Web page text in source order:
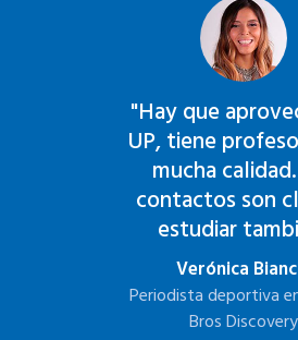
"Hay que
UP, tiene
mucha
contactos son
estudiar
Verónica
Periodista deportiva
Bros Discovery